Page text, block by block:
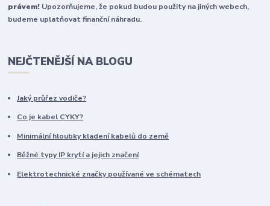
právem! Upozorňujeme, že pokud budou použity na jiných webech,
budeme uplatňovat finanční náhradu.
NEJČTENĚJŠÍ NA BLOGU
Jaký průřez vodiče?
Co je kabel CYKY?
Minimální hloubky kladení kabelů do země
Běžné typy IP krytí a jejich značení
Elektrotechnické značky používané ve schématech